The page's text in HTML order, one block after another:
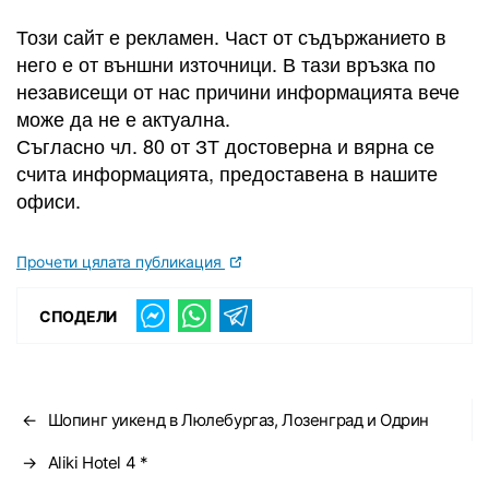
Този сайт е рекламен. Част от съдържанието в
него е от външни източници. В тази връзка по
независещи от нас причини информацията вече
може да не е актуална.
Съгласно чл. 80 от ЗТ достоверна и вярна се
счита информацията, предоставена в нашите
офиси.
Прочети цялата публикация
СПОДЕЛИ
← Шопинг уикенд в Люлебургаз, Лозенград и Одрин
→ Aliki Hotel 4 *